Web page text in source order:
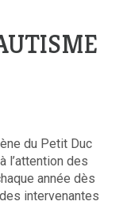
du Petit Duc
l’attention des
année dès
intervenantes